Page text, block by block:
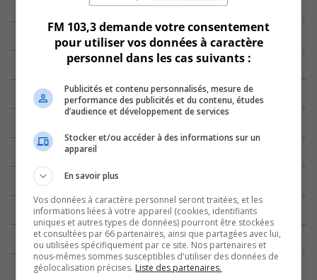
FM 103,3 demande votre consentement
pour utiliser vos données à caractère
personnel dans les cas suivants :
Publicités et contenu personnalisés, mesure de
performance des publicités et du contenu, études
d’audience et développement de services
Stocker et/ou accéder à des informations sur un
appareil
En savoir plus
Vos données à caractère personnel seront traitées, et les
informations liées à votre appareil (cookies, identifiants
uniques et autres types de données) pourront être stockées
et consultées par 66 partenaires, ainsi que partagées avec lui,
ou utilisées spécifiquement par ce site. Nos partenaires et
nous-mêmes sommes susceptibles d'utiliser des données de
géolocalisation précises. Liste des partenaires.